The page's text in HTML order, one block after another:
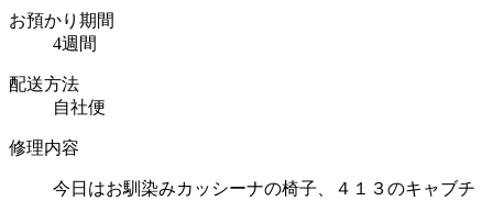
お預かり期間
4週間
配送方法
自社便
修理内容
今日はお馴染みカッシーナの椅子、４１３のキャブチ